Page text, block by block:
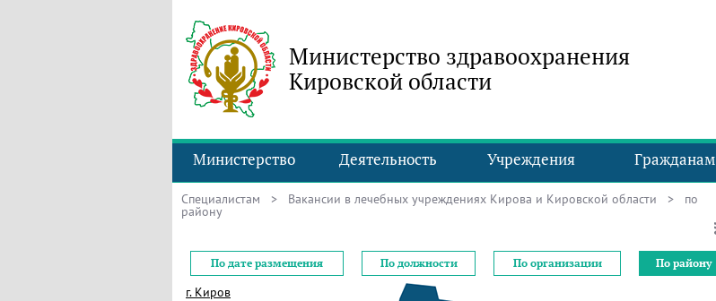
Министерство здравоохранения
Кировской области
Министерство Деятельность Учреждения Гражданам
Специалистам > Вакансии в лечебных учреждениях Кирова и Кировской области > по
району
По дате размещения По должности По организации По району
г. Киров